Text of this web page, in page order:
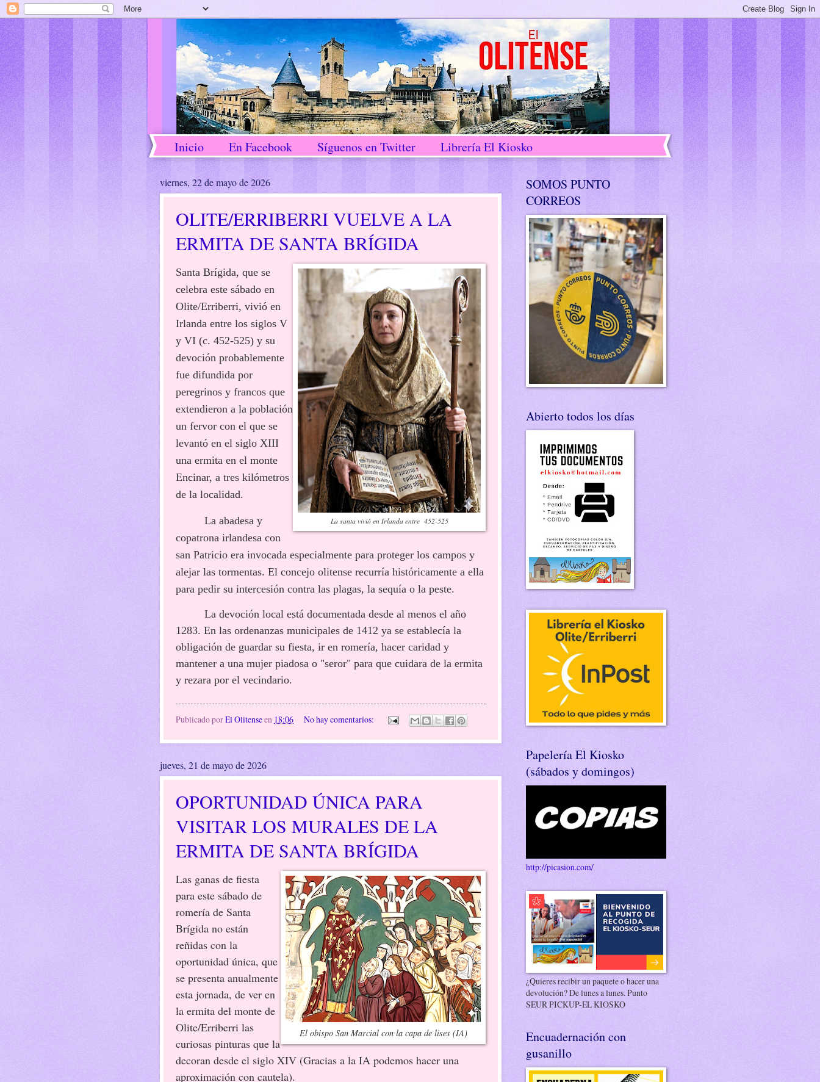
Inicio En Facebook Síguenos en Twitter Librería El Kiosko
viernes, 22 de mayo de 2026
OLITE/ERRIBERRI VUELVE A LA
ERMITA DE SANTA BRÍGIDA
La santa vivió en Irlanda entre 452-525
Santa Brígida, que se
celebra este sábado en
Olite/Erriberri, vivió en
Irlanda entre los siglos V
y VI (c. 452-525) y su
devoción probablemente
fue difundida por
peregrinos y francos que
extendieron a la población
un fervor con el que se
levantó en el siglo XIII
una ermita en el monte
Encinar, a tres kilómetros
de la localidad.
La abadesa y
copatrona irlandesa con
san Patricio era invocada especialmente para proteger los campos y
alejar las tormentas. El concejo olitense recurría históricamente a ella
para pedir su intercesión contra las plagas, la sequía o la peste.
La devoción local está documentada desde al menos el año
1283. En las ordenanzas municipales de 1412 ya se establecía la
obligación de guardar su fiesta, ir en romería, hacer caridad y
mantener a una mujer piadosa o "seror" para que cuidara de la ermita
y rezara por el vecindario.
Publicado porEl Olitenseen 18:06 No hay comentarios:
jueves, 21 de mayo de 2026
OPORTUNIDAD ÚNICA PARA
VISITAR LOS MURALES DE LA
ERMITA DE SANTA BRÍGIDA
El obispo San Marcial con la capa de lises (IA)
Las ganas de fiesta
para este sábado de
romería de Santa
Brígida no están
reñidas con la
oportunidad única, que
se presenta anualmente
esta jornada, de ver en
la ermita del monte de
Olite/Erriberri las
curiosas pinturas que la
decoran desde el siglo XIV (Gracias a la IA podemos hacer una
aproximación con cautela).
SOMOS PUNTO
CORREOS
Abierto todos los días
Papelería El Kiosko
(sábados y domingos)
http://picasion.com/
¿Quieres recibir un paquete o hacer una
devolución? De lunes a lunes. Punto
SEUR PICKUP-EL KIOSKO
Encuadernación con
gusanillo